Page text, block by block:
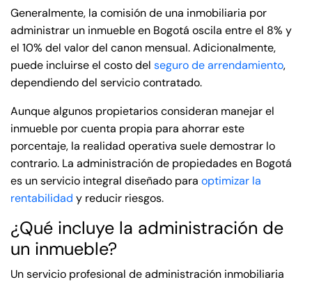
Generalmente, la comisión de una inmobiliaria por
administrar un inmueble en Bogotá oscila entre el 8% y
el 10% del valor del canon mensual. Adicionalmente,
puede incluirse el costo del seguro de arrendamiento,
dependiendo del servicio contratado.
Aunque algunos propietarios consideran manejar el
inmueble por cuenta propia para ahorrar este
porcentaje, la realidad operativa suele demostrar lo
contrario. La administración de propiedades en Bogotá
es un servicio integral diseñado para optimizar la
rentabilidad y reducir riesgos.
¿Qué incluye la administración de
un inmueble?
Un servicio profesional de administración inmobiliaria